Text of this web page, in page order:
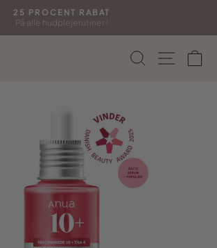
Sæt
25 PROCENT RABAT
På alle hudplejerutiner !
Søg Side